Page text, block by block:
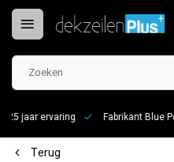
jaar ervaring Fabrikant Blue
Terug